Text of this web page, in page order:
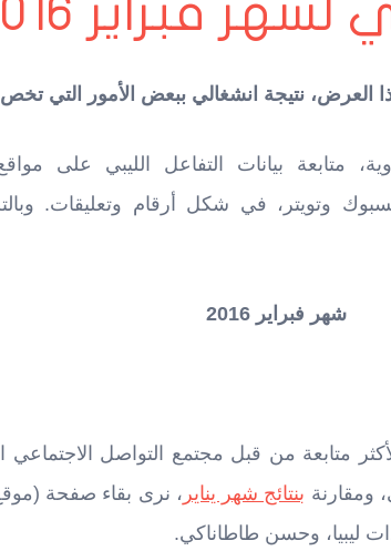
فبراير 2016
العرض، نتيجة انشغالي ببعض الأمور التي
متابعة بيانات التفاعل الليبي على
وتويتر، في شكل أرقام وتعليقات.
شهر فبراير 2016
متابعة من قبل مجتمع التواصل الاجتماعي
ومقارنة بنتائج شهر يناير ، نرى بقاء صفحة
ليبيا، وحسن طاطاناكي.